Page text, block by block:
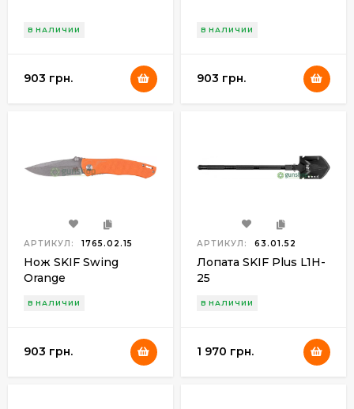
В НАЛИЧИИ
903 грн.
В НАЛИЧИИ
903 грн.
АРТИКУЛ: 1765.02.15
Нож SKIF Swing
Orange
В НАЛИЧИИ
903 грн.
АРТИКУЛ: 63.01.52
Лопата SKIF Plus L1H-
25
В НАЛИЧИИ
1 970 грн.